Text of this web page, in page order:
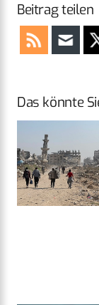
Beitrag teilen
Das könnte